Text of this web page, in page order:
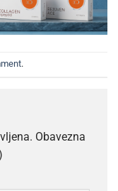
.
Obavezna